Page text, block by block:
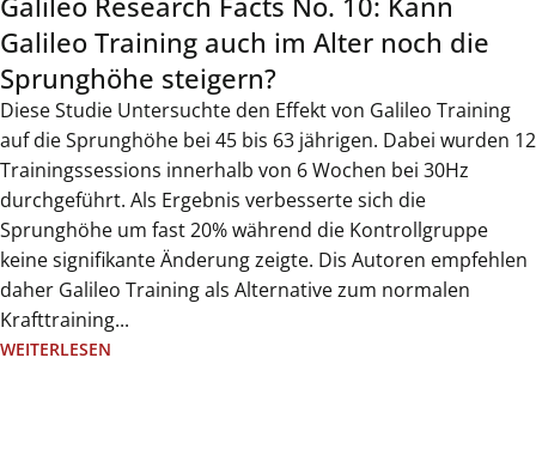
Galileo Training auch im Alter noch die
Sprunghöhe steigern?
Diese Studie Untersuchte den Effekt von Galileo Training
auf die Sprunghöhe bei 45 bis 63 jährigen. Dabei wurden 12
Trainingssessions innerhalb von 6 Wochen bei 30Hz
durchgeführt. Als Ergebnis verbesserte sich die
Sprunghöhe um fast 20% während die Kontrollgruppe
keine signifikante Änderung zeigte. Dis Autoren empfehlen
daher Galileo Training als Alternative zum normalen
Krafttraining...
WEITERLESEN